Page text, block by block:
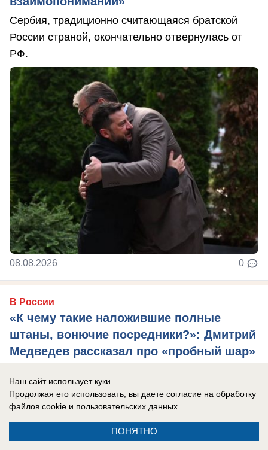
Сербия, традиционно считающаяся братской
России страной, окончательно отвернулась от
РФ.
08.08.2026 0
В России
«К чему такие наложившие полные
штаны, вонючие посредники?»: Дмитрий
Медведев рассказал про «пробный шар»
Ситуация с Грузией показала, какие глупые
взгляды навязывает Запад, сказал
зампредседателя Совета Безопасности РФ.
Наш сайт использует куки.
Продолжая его использовать, вы даете согласие на обработку
файлов cookie и пользовательских данных.
ПОНЯТНО